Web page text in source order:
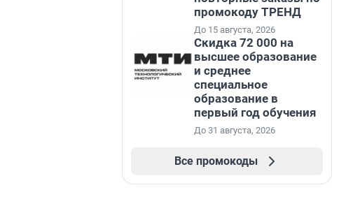
промокоду ТРЕНД
До 15 августа, 2026
Скидка 72 000 на
высшее образование
и среднее
специальное
образование в
первый год обучения
До 31 августа, 2026
Все промокоды